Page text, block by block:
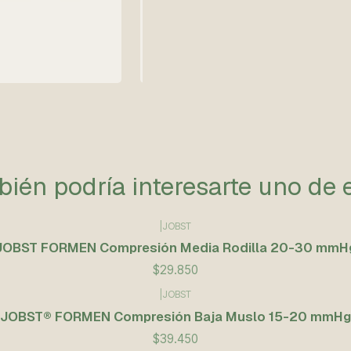
podría interesarte uno de
JOBST
FORMEN Compresión Media Rodilla 20-30
$29.850
JOBST
JOBST® FORMEN Compresión Baja Muslo 15-20 mmHg
$39.450